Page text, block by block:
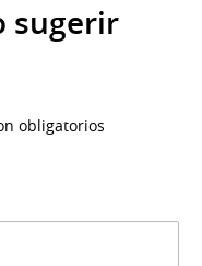
sugerir
obligatorios